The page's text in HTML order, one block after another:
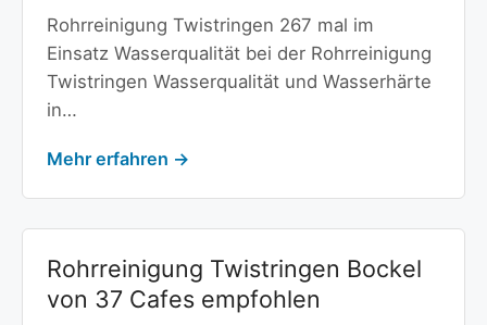
Rohrreinigung Twistringen 267 mal im
Einsatz Wasserqualität bei der Rohrreinigung
Twistringen Wasserqualität und Wasserhärte
in…
Mehr erfahren →
Rohrreinigung Twistringen Bockel
von 37 Cafes empfohlen